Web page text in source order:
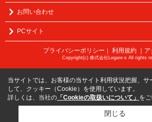
お問い合わせ
PCサイト
プライバシーポリシー ｜ 利用規約 ｜
Copyright(c) 株式会社Legare-s All rights
当サイトでは、お客様の当サイト利用状況把握、サ
して、クッキー（Cookie）を使用しています。
詳しくは、当社の 「Cookieの取扱いについて」 を
閉じる